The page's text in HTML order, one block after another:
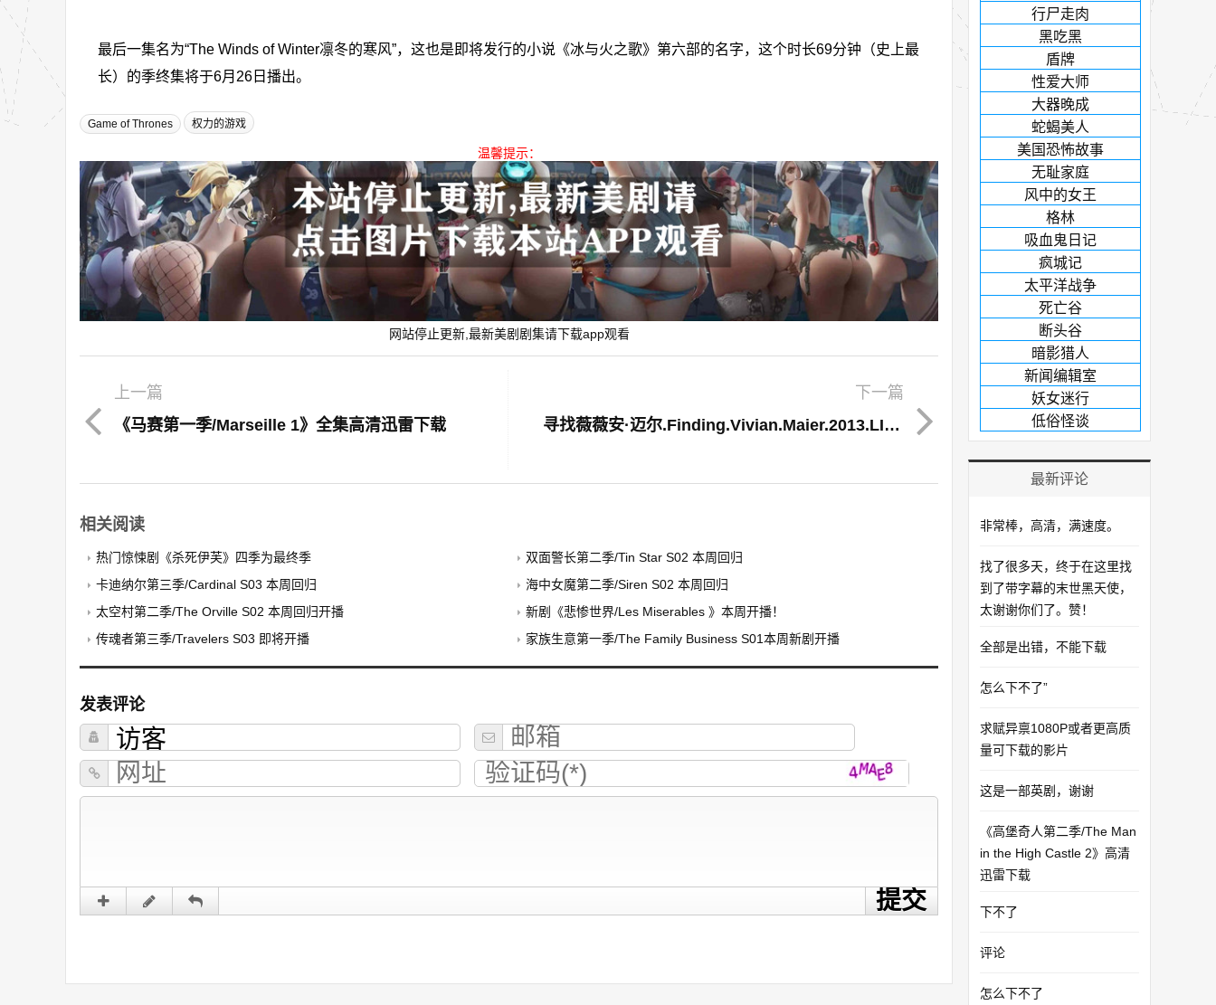
最后一集名为“The Winds of Winter凛冬的寒风”，这也是即将发行的小说《冰与火之歌》第六部的名字，这个时长69分钟（史上最
长）的季终集将于6月26日播出。
Game of Thrones 权力的游戏
温馨提示：
网站停止更新,最新美剧剧集请下载app观看
上一篇
《马赛第一季/Marseille 1》全集高清迅雷下载
下一篇
寻找薇薇安·迈尔.Finding.Vivian.Maier.2013.LIMIT
相关阅读
热门惊悚剧《杀死伊芙》四季为最终季
双面警长第二季/Tin Star S02 本周回归
卡迪纳尔第三季/Cardinal S03 本周回归
海中女魔第二季/Siren S02 本周回归
太空村第二季/The Orville S02 本周回归开播
新剧《悲惨世界/Les Miserables 》本周开播！
传魂者第三季/Travelers S03 即将开播
家族生意第一季/The Family Business S01本周新剧开播
发表评论
行尸走肉
黑吃黑
盾牌
性爱大师
大器晚成
蛇蝎美人
美国恐怖故事
无耻家庭
风中的女王
格林
吸血鬼日记
疯城记
太平洋战争
死亡谷
断头谷
暗影猎人
新闻编辑室
妖女迷行
低俗怪谈
最新评论
非常棒，高清，满速度。
找了很多天，终于在这里找
到了带字幕的末世黑天使，
太谢谢你们了。赞！
全部是出错，不能下载
怎么下不了”
求赋异禀1080P或者更高质
量可下载的影片
这是一部英剧，谢谢
《高堡奇人第二季/The Man
in the High Castle 2》高清
迅雷下载
下不了
评论
怎么下不了